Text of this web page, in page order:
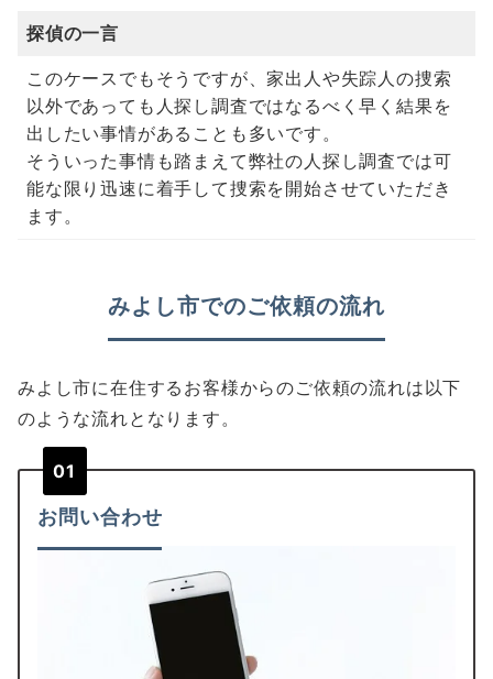
探偵の一言
このケースでもそうですが、家出人や失踪人の捜索
以外であっても人探し調査ではなるべく早く結果を
出したい事情があることも多いです。
そういった事情も踏まえて弊社の人探し調査では可
能な限り迅速に着手して捜索を開始させていただき
ます。
みよし市でのご依頼の流れ
みよし市に在住するお客様からのご依頼の流れは以下
のような流れとなります。
01
お問い合わせ